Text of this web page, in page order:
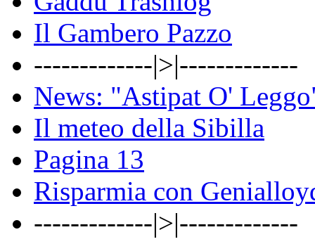
Il Gambero Pazzo
-------------|>|-------------
News: "Astipat O'
Il meteo della Sibilla
Pagina 13
Risparmia con
-------------|>|-------------